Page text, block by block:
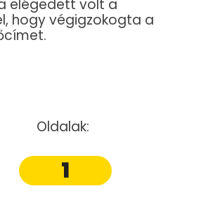
elégedett volt a
hogy végigzokogta a
Oldalak:
1